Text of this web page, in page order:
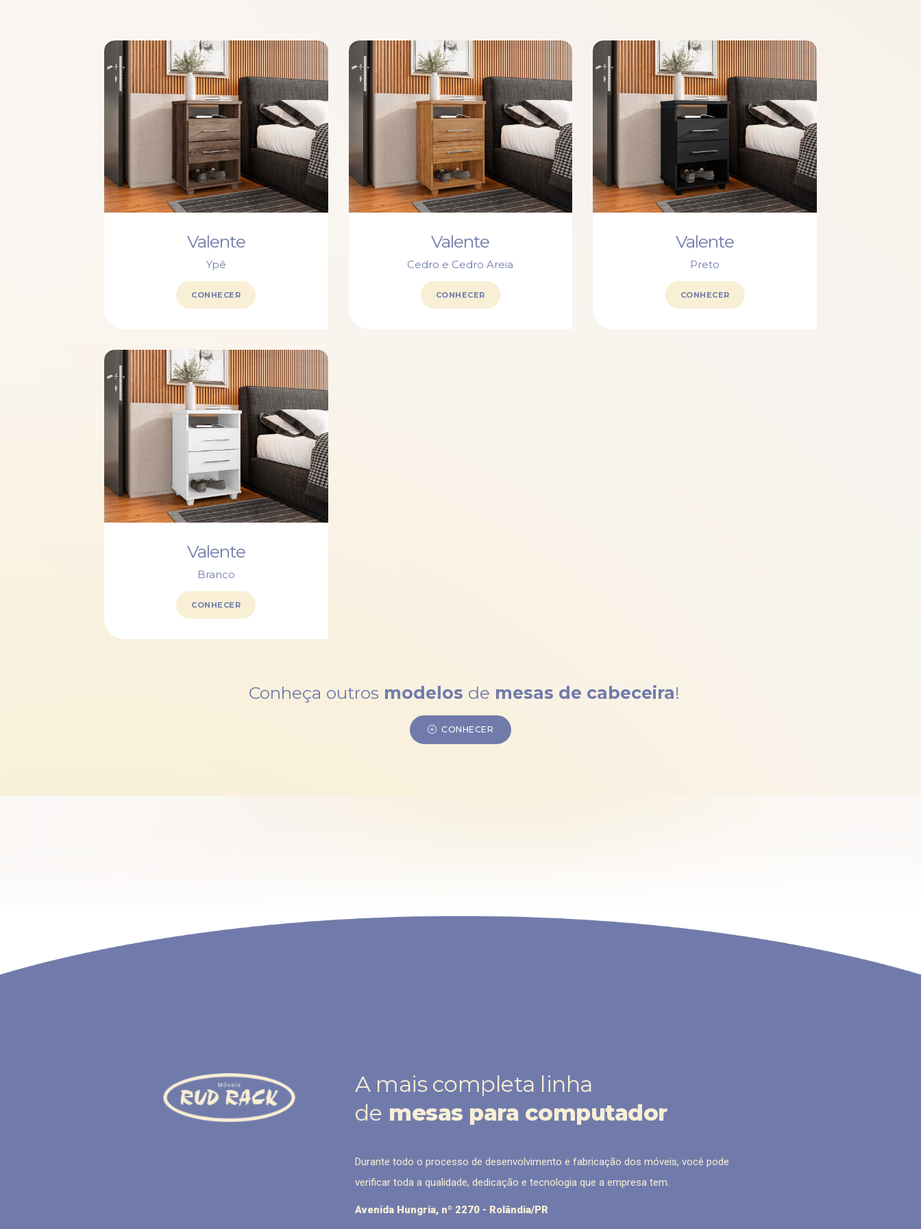
Valente
Ypê
CONHECER
Valente
Cedro e Cedro Areia
CONHECER
Valente
Preto
CONHECER
Valente
Branco
CONHECER
Conheça outros modelos de mesas de cabeceira!
CONHECER
A mais completa linha
de mesas para computador
Durante todo o processo de desenvolvimento e fabricação dos móveis, você pode
verificar toda a qualidade, dedicação e tecnologia que a empresa tem.
Avenida Hungria, nº 2270 - Rolândia/PR